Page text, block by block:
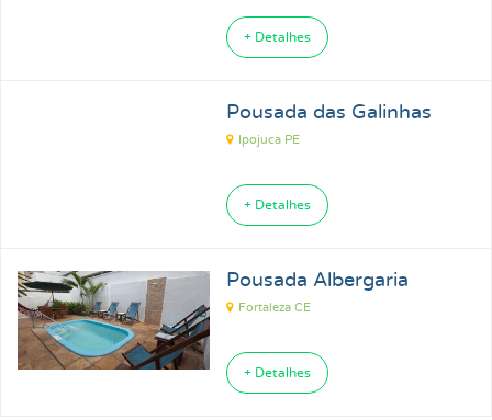
+ Detalhes
Pousada das Galinhas
Ipojuca PE
+ Detalhes
Pousada Albergaria
Fortaleza CE
+ Detalhes